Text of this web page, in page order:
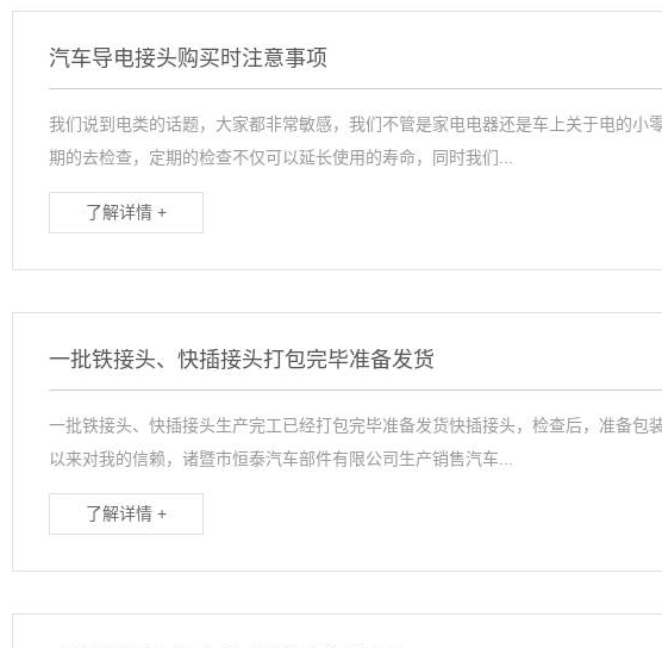
汽车导电接头购买时注意事项
我们说到电类的话题，大家都非常敏感，我们不管是家电电器还是车上关于电的小
期的去检查，定期的检查不仅可以延长使用的寿命，同时我们...
了解详情 +
一批铁接头、快插接头打包完毕准备发货
一批铁接头、快插接头生产完工已经打包完毕准备发货快插接头，检查后，准备包
以来对我的信赖，诸暨市恒泰汽车部件有限公司生产销售汽车...
了解详情 +